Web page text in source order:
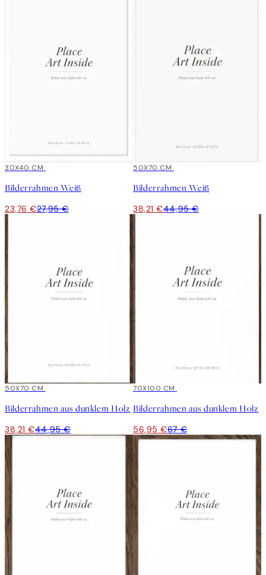
15%*
30X40 CM
Bilderrahmen Weiß
23,76 €27,95 €
15%*
50X70 CM
Bilderrahmen Weiß
38,21 €44,95 €
15%*
50X70 CM
Bilderrahmen aus dunklem Holz
38,21 €44,95 €
15%*
70X100 CM
Bilderrahmen aus dunklem Holz
56,95 €67 €